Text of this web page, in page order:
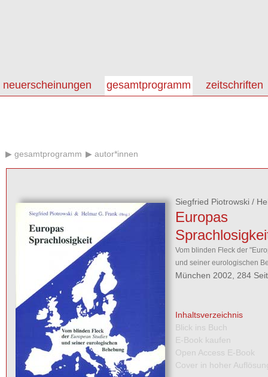
neuerscheinungen gesamtprogramm zeitschriften
gesamtprogramm autor*innen
Siegfried Piotrowski /
Europas
Vom blinden Fleck der
und seiner eurologischen
München 2002, 284
Inhaltsverzeichnis
Blick ins Buch
E-Book kaufen
Open Access E-Book
Cover in hoher